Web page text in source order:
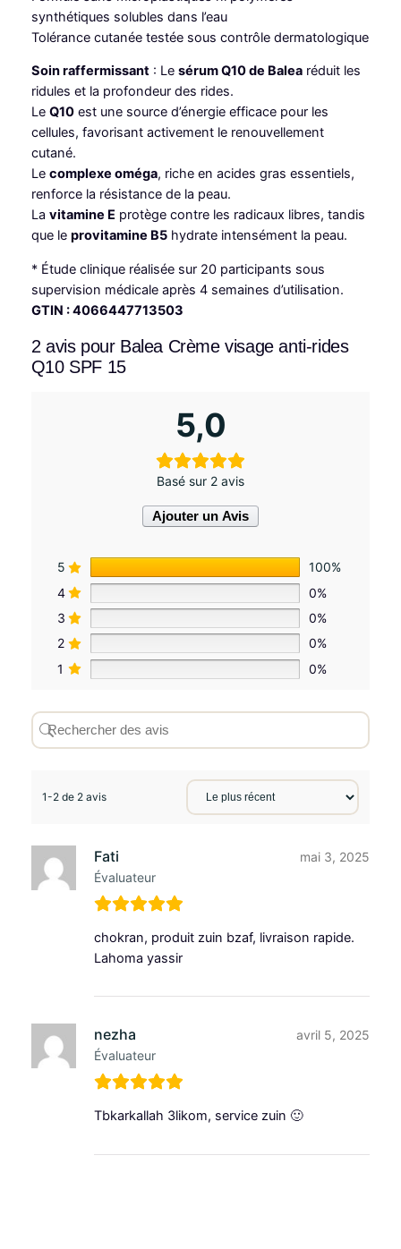
a
t
:
د
.
م
9
9
,
د
.
م
.
6
,
0
è
m
v
i
s
a
g
e
a
n
t
i
-
r
d
e
synthétiques solubles dans l’eau
Tolérance cutanée testée sous contrôle dermatologique
Soin raffermissant: Le sérum Q10 de Balearéduit les
ridules et la profondeur des rides.
Le Q10est une source d’énergie efficace pour les
cellules, favorisant activement le renouvellement
cutané.
Le complexe oméga, riche en acides gras essentiels,
renforce la résistance de la peau.
La vitamine E protège contre les radicaux libres, tandis
que le provitamine B5hydrate intensément la peau.
* Étude clinique réalisée sur 20 participants sous
supervision médicale après 4 semaines d’utilisation.
GTIN : 4066447713503
2 avis pour Balea Crème visage anti-rides
Q10 SPF 15
5,0
Basé sur 2 avis
Ajouter un Avis
5
100%
4
0%
3
0%
2
0%
1
0%
1-2 de 2 avis
Fati
Évaluateur
mai 3, 2025
chokran, produit zuin bzaf, livraison rapide.
Lahoma yassir
nezha
Évaluateur
avril 5, 2025
Tbkarkallah 3likom, service zuin 🙂